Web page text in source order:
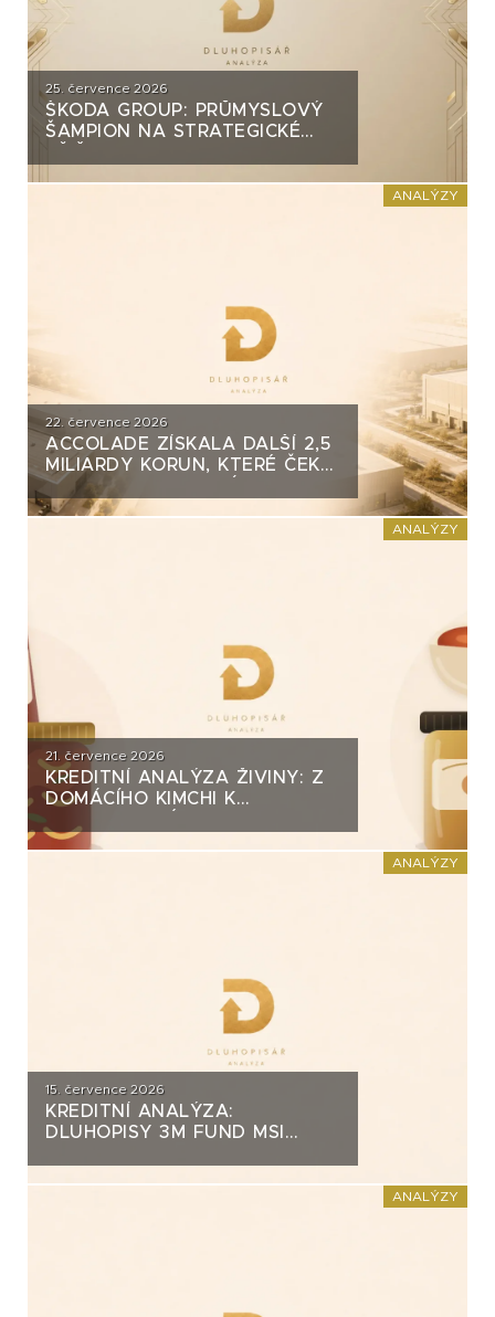
25. července 2026
ŠKODA GROUP: PRŮMYSLOVÝ
ŠAMPION NA STRATEGICKÉ
ANALÝZY
22. července 2026
ACCOLADE ZÍSKALA DALŠÍ 2,5
MILIARDY KORUN, KTERÉ ČEKÁ
V ROCE 2030 VELKÝ TEST. CO
ROZHODNE O JEJICH
ANALÝZY
21. července 2026
KREDITNÍ ANALÝZA ŽIVINY: Z
DOMÁCÍHO KIMCHI K
ZA PŮL MILIARDY
ANALÝZY
15. července 2026
KREDITNÍ ANALÝZA:
DLUHOPISY 3M FUND MSI
ANALÝZY